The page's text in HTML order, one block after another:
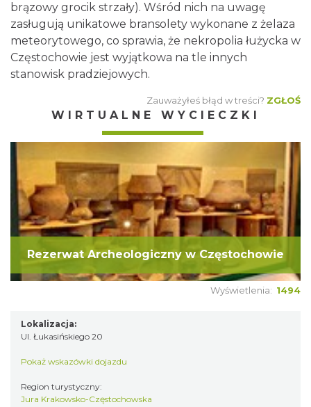
brązowy grocik strzały). Wśród nich na uwagę
zasługują unikatowe bransolety wykonane z żelaza
meteorytowego, co sprawia, że nekropolia łużycka w
Częstochowie jest wyjątkowa na tle innych
stanowisk pradziejowych.
Zauważyłeś błąd w treści? ZGŁOŚ
WIRTUALNE WYCIECZKI
Rezerwat Archeologiczny w Częstochowie
Wyświetlenia: 1494
Lokalizacja:
Ul. Łukasińskiego 20
Pokaż wskazówki dojazdu
Region turystyczny:
Jura Krakowsko-Częstochowska